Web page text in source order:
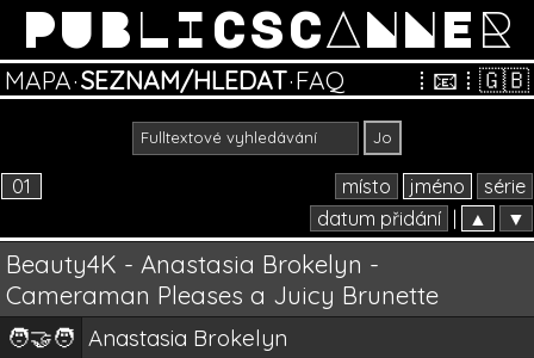
PUBLICSCANNER
MAPA·SEZNAM/HLEDAT·FAQ ⁞ 📧 ⁞ 🇬🇧
01 místo jméno
série
datum přidání
▲ ▼
Beauty4K - Anastasia Brokelyn -
Cameraman Pleases a Juicy Brunette
🧑‍🤝‍🧑 Anastasia Brokelyn